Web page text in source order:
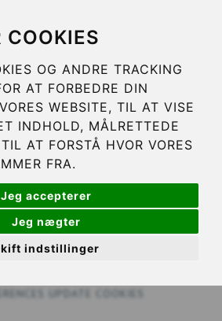
COOKIES
OG ANDRE TRACKING
AT FORBEDRE DIN
WEBSITE, TIL AT VISE
INDHOLD, MÅLRETTEDE
AT FORSTÅ HVOR VORES
FRA.
Jeg accepterer
Jeg nægter
indstillinger
UPDATE COOKIES